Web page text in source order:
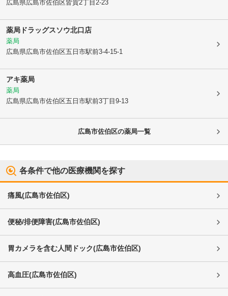
広島県広島市佐伯区皆賀2丁目2-23
薬局ドラッグスソウ北口店
薬局
広島県広島市佐伯区五日市駅前3-4-15-1
アキ薬局
薬局
広島県広島市佐伯区五日市駅前3丁目9-13
広島市佐伯区の薬局一覧
各条件で他の医療機関を探す
痛風(広島市佐伯区)
便秘/排便障害(広島市佐伯区)
胃カメラを含む人間ドック(広島市佐伯区)
高血圧(広島市佐伯区)